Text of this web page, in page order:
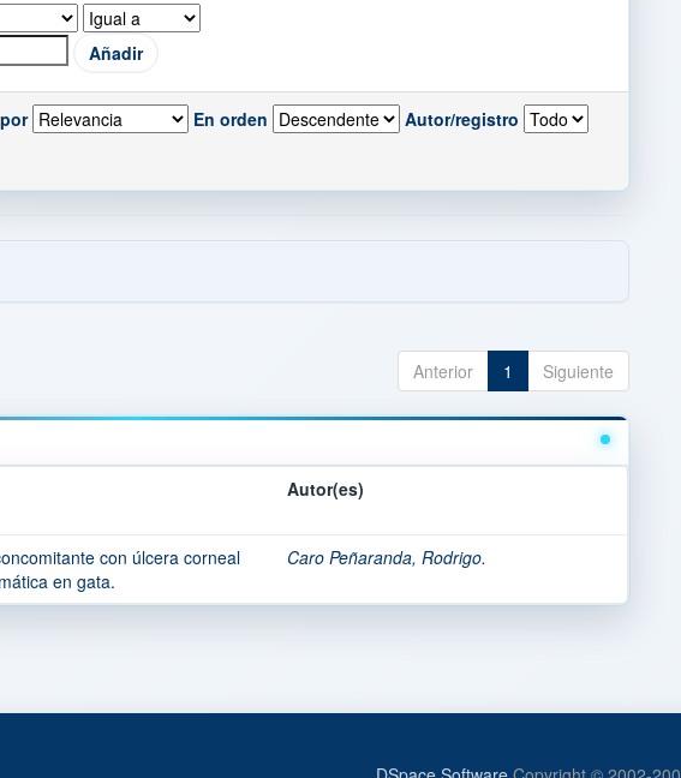
En orden Autor/registro
Anterior 1 Siguiente
Autor(es)
con úlcera corneal
en gata.
Caro Peñaranda, Rodrigo.